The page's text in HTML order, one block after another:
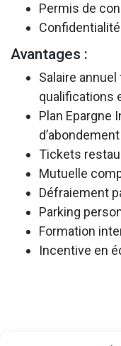
Permis de
Avantages :
Salaire
qualifications
Plan Epargne
d’abondement
Tickets
Mutuelle
Défraiement
Parking
Formation
Incentive en